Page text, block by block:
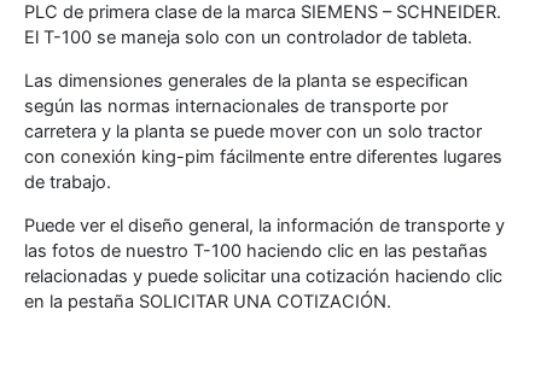
PLC de primera clase de la marca SIEMENS – SCHNEIDER.
El T-100 se maneja solo con un controlador de tableta.
Las dimensiones generales de la planta se especifican
según las normas internacionales de transporte por
carretera y la planta se puede mover con un solo tractor
con conexión king-pim fácilmente entre diferentes lugares
de trabajo.
Puede ver el diseño general, la información de transporte y
las fotos de nuestro T-100 haciendo clic en las pestañas
relacionadas y puede solicitar una cotización haciendo clic
en la pestaña SOLICITAR UNA COTIZACIÓN.